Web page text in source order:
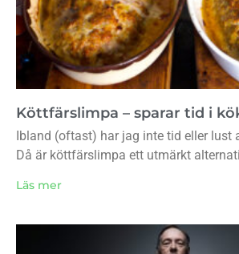
Köttfärslimpa – sparar tid i
Ibland (oftast) har jag inte tid eller lust
Då är köttfärslimpa ett utmärkt
Läs mer